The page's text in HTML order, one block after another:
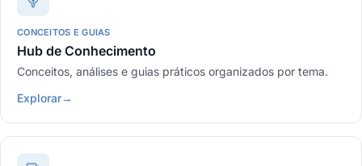
CONCEITOS E GUIAS
Hub de Conhecimento
Conceitos, análises e guias práticos organizados por tema.
Explorar→